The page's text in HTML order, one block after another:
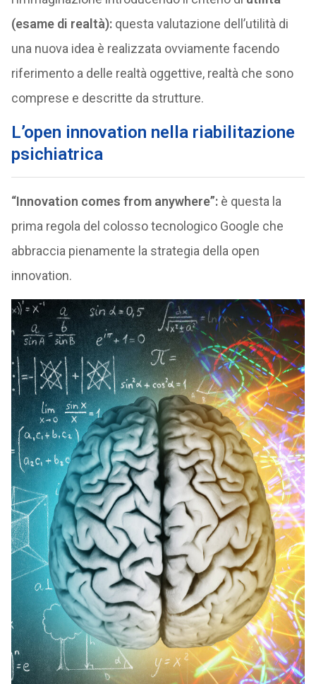
(esame di realtà):questa valutazione dell’utilità di
una nuova idea è realizzata ovviamente facendo
riferimento a delle realtà oggettive, realtà che sono
comprese e descritte da strutture.
L’open innovation nella riabilitazione
psichiatrica
“Innovation comes from anywhere”: è questa la
prima regola del colosso tecnologico Google che
abbraccia pienamente la strategia della open
innovation.